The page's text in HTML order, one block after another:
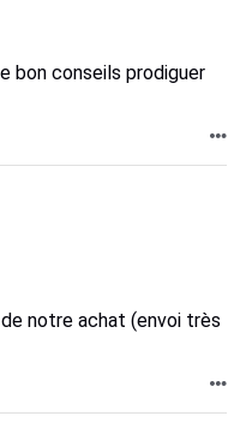
bon conseils prodiguer
notre achat (envoi très